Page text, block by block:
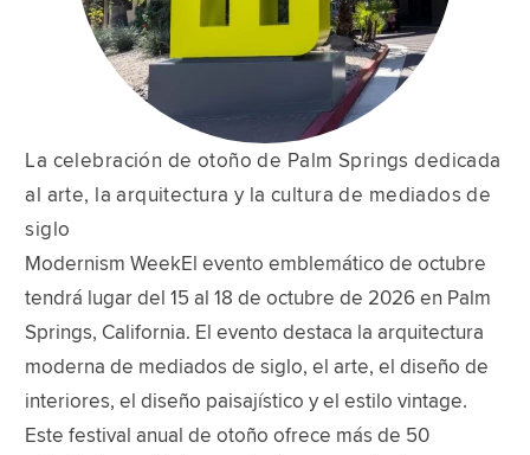
La celebración de otoño de Palm Springs dedicada
al arte, la arquitectura y la cultura de mediados de
siglo
Modernism WeekEl evento emblemático de octubre
tendrá lugar del 15 al 18 de octubre de 2026 en Palm
Springs, California. El evento destaca la arquitectura
moderna de mediados de siglo, el arte, el diseño de
interiores, el diseño paisajístico y el estilo vintage.
Este festival anual de otoño ofrece más de 50